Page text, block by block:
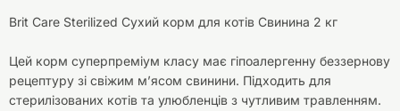
Brit Care Sterilized Сухий корм для котів Свинина 2 кг
Цей корм суперпреміум класу має гіпоалергенну беззернову
рецептуру зі свіжим м’ясом свинини. Підходить для
стерилізованих котів та улюбленців з чутливим травленням.